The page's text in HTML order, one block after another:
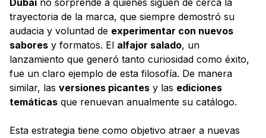
Dubai no sorprende a quienes siguen de cerca la
trayectoria de la marca, que siempre demostró su
audacia y voluntad de experimentar con nuevos
sabores y formatos. El alfajor salado, un
lanzamiento que generó tanto curiosidad como éxito,
fue un claro ejemplo de esta filosofía. De manera
similar, las versiones picantes y las ediciones
temáticas que renuevan anualmente su catálogo.
Esta estrategia tiene como objetivo atraer a nuevas